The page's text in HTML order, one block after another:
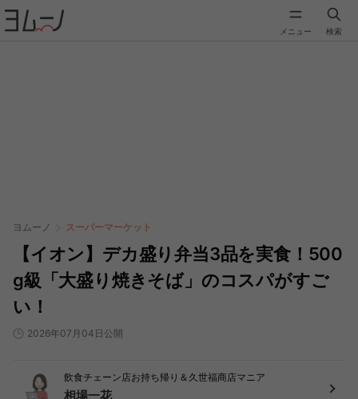
メニュー 検索
ヨムーノ スーパーマーケット
【イオン】デカ盛り弁当3品を実食！500
g級「大盛り焼きそば」のコスパがすご
い！
2026年07月04日公開
飲食チェーン店お持ち帰り＆久世福商店マニア
相場一花